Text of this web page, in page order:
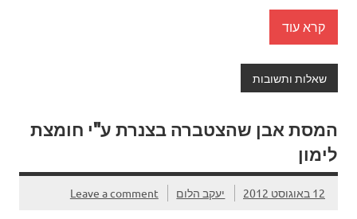
קרא עוד
שאלות ותשובות
המסת אבן שהצטברה בצנרת ע"י חומצת
לימון
12 באוגוסט 2012 יעקב הלום Leave a comment